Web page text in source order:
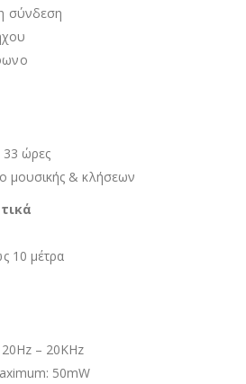
σύνδεση
33 ώρες
μουσικής & κλήσεων
10 μέτρα
– 20KHz
50mW